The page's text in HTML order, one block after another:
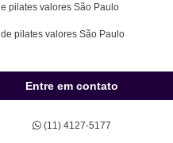
pilates valores São Paulo
pilates valores São Paulo
Entre em contato
(11) 4127-5177